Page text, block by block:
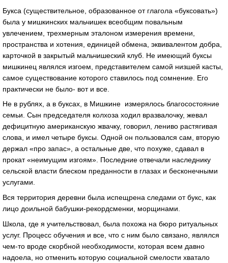
Букса (существительное, образованное от глагола «буксовать»)
была у мишкинских мальчишек всеобщим повальным
увлечением, трехмерным эталоном измерения времени,
пространства и хотения, единицей обмена, эквивалентом добра,
карточкой в закрытый мальчишеский клуб. Не имеющий буксы
мишкинец являлся изгоем, представителем самой низшей касты,
самое существование которого ставилось под сомнение. Его
практически не было- вот и все.
Не в рублях, а в буксах, в Мишкине измерялось благосостояние
семьи. Сын председателя колхоза ходил вразвалочку, жевал
дефицитную американскую жвачку, говорил, лениво растягивая
слова, и имел четыре буксы. Одной он пользовался сам, вторую
держал «про запас», а остальные две, что похуже, сдавал в
прокат «неимущим изгоям». Последние отвечали наследнику
сельской власти блеском преданности в глазах и бесконечными
услугами.
Вся территория деревни была испещрена следами от букс, как
лицо доильной бабушки-рекордсменки, морщинами.
Школа, где я учительствовал, была похожа на бюро ритуальных
услуг. Процесс обучения и все, что с ним было связано, являлся
чем-то вроде скорбной необходимости, которая всем давно
надоела, но отменить которую социальной смелости хватало